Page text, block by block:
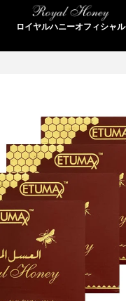
ロイヤルハニーオフィシャル